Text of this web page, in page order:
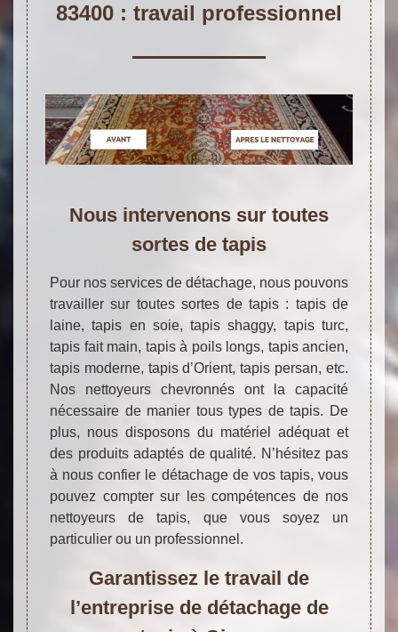
83400 : travail professionnel
Nous intervenons sur toutes
sortes de tapis
Pour nos services de détachage, nous pouvons
travailler sur toutes sortes de tapis : tapis de
laine, tapis en soie, tapis shaggy, tapis turc,
tapis fait main, tapis à poils longs, tapis ancien,
tapis moderne, tapis d’Orient, tapis persan, etc.
Nos nettoyeurs chevronnés ont la capacité
nécessaire de manier tous types de tapis. De
plus, nous disposons du matériel adéquat et
des produits adaptés de qualité. N’hésitez pas
à nous confier le détachage de vos tapis, vous
pouvez compter sur les compétences de nos
nettoyeurs de tapis, que vous soyez un
particulier ou un professionnel.
Garantissez le travail de
l’entreprise de détachage de